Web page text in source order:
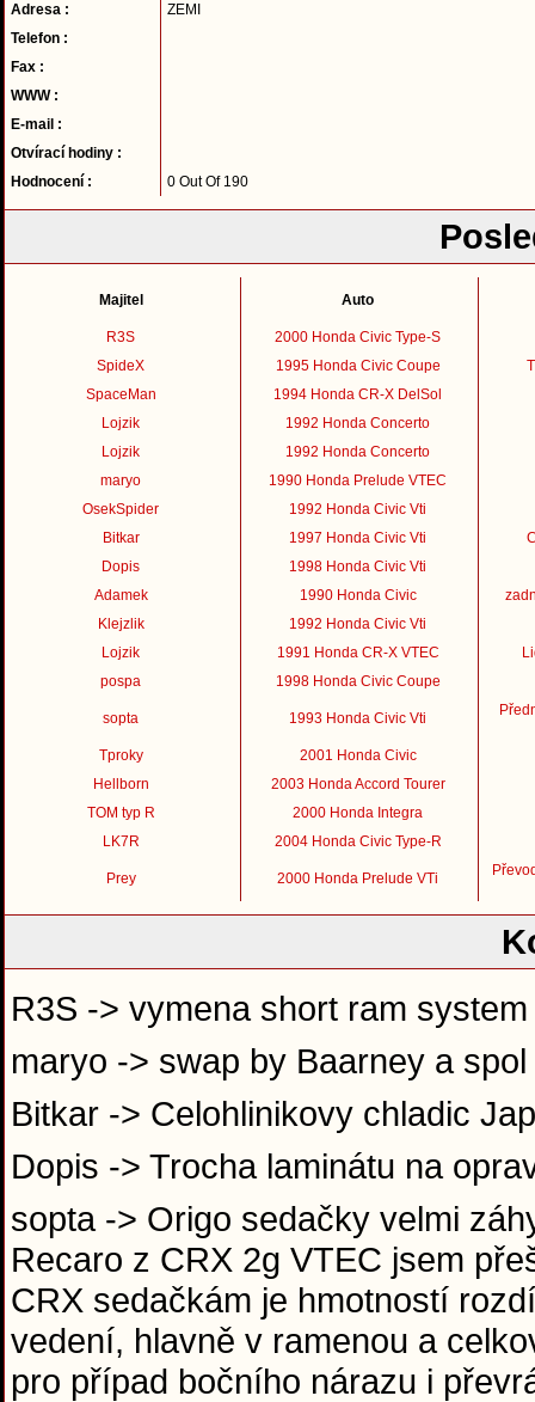
Adresa :
ZEMI
Telefon :
Fax :
WWW :
E-mail :
Otvírací hodiny :
Hodnocení :
0 Out Of 190
Majitel Auto
R3S
2000 Honda Civic Type-S
SpideX
1995 Honda Civic Coupe
SpaceMan
1994 Honda CR-X DelSol
Lojzik
1992 Honda Concerto
Lojzik
1992 Honda Concerto
maryo
1990 Honda Prelude VTEC
OsekSpider
1992 Honda Civic Vti
Bitkar
1997 Honda Civic Vti
Dopis
1998 Honda Civic Vti
Adamek
1990 Honda Civic
Klejzlik
1992 Honda Civic Vti
Lojzik
1991 Honda CR-X VTEC
pospa
1998 Honda Civic Coupe
sopta 1993 Honda Civic Vti
Tproky
2001 Honda Civic
Hellborn
2003 Honda Accord Tourer
TOM typ R
2000 Honda Integra
LK7R
2004 Honda Civic Type-R
Prey 2000 Honda Prelude VTi
R3S -> vymena short ram
maryo -> swap by Baarney a
Bitkar -> Celohlinikovy chladic
Dopis -> Trocha laminátu na
sopta -> Origo sedačky velmi
Recaro z CRX 2g VTEC jsem
CRX sedačkám je hmotností
vedení, hlavně v ramenou a
pro případ bočního nárazu i